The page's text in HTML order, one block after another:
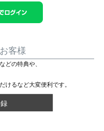
客様
どの特典や、
けるなど大変便利です。